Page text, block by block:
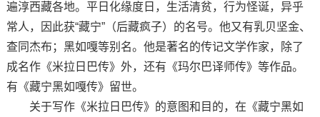
遍淳西藏各地。平日化缘度日，生活清贫，行为怪诞，异乎
常人，因此获“藏宁”（后藏疯子）的名号。他又有乳贝坚金、
查同杰布；黑如嘎等别名。他是著名的传记文学作家，除了
成名作《米拉日巴传》外，还有《玛尔巴译师传》等作品。
有《藏宁黑如嘎传》留世。
关于写作《米拉日巴传》的意图和目的，在《藏宁黑如